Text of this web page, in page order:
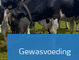
Gewasvoeding